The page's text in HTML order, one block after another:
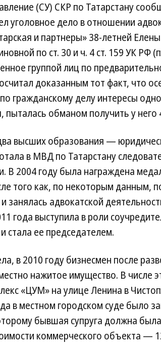
(СУ) СКР по Татарстану
уголовное дело в отношении
и партнеры» 38-летней
по ст. 30 и ч. 4 ст. 159 УК РФ
группой лиц по
доказанным тот факт, что
гражданскому делу интересы
пыталась обманом получить у него
высших образования —
в МВД по Татарстану
В 2004 году была награждена
того как, по некоторым данным,
занялась адвокатской
года выступила в роли
стала ее председателем.
в 2010 году бизнесмен после
нажитое имущество. В числе
«ЦУМ» на улице Ленина в
в местном городском суде было
бывшая супруга должна
коммерческого объекта —